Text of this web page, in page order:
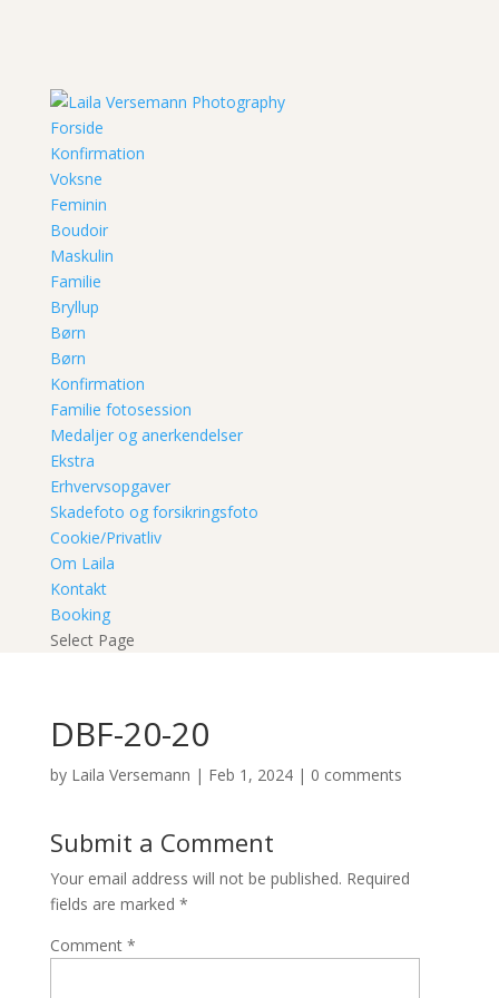
Forside
Konfirmation
Voksne
Feminin
Boudoir
Maskulin
Familie
Bryllup
Børn
Børn
Konfirmation
Familie fotosession
Medaljer og anerkendelser
Ekstra
Erhvervsopgaver
Skadefoto og forsikringsfoto
Cookie/Privatliv
Om Laila
Kontakt
Booking
Select Page
DBF-20-20
by Laila Versemann | Feb 1, 2024| 0 comments
Submit a Comment
Your email address will not be published. Required
fields are marked *
Comment *